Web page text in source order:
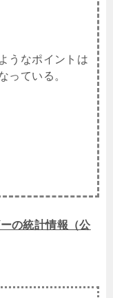
うなポイントは
っている。
の統計情報（公